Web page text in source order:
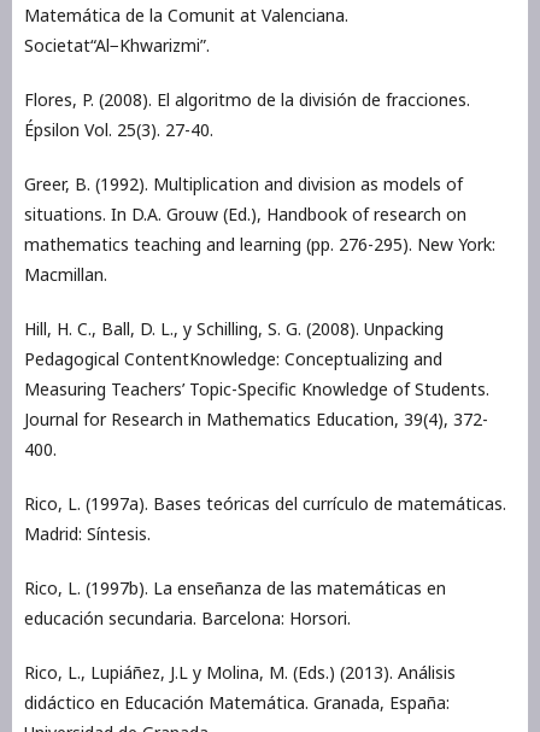
Matemática de la Comunit at Valenciana.
Societat“Al−Khwarizmi”.
Flores, P. (2008). El algoritmo de la división de fracciones.
Épsilon Vol. 25(3). 27-40.
Greer, B. (1992). Multiplication and division as models of
situations. In D.A. Grouw (Ed.), Handbook of research on
mathematics teaching and learning (pp. 276-295). New York:
Macmillan.
Hill, H. C., Ball, D. L., y Schilling, S. G. (2008). Unpacking
Pedagogical ContentKnowledge: Conceptualizing and
Measuring Teachers’ Topic-Specific Knowledge of Students.
Journal for Research in Mathematics Education, 39(4), 372-
400.
Rico, L. (1997a). Bases teóricas del currículo de matemáticas.
Madrid: Síntesis.
Rico, L. (1997b). La enseñanza de las matemáticas en
educación secundaria. Barcelona: Horsori.
Rico, L., Lupiáñez, J.L y Molina, M. (Eds.) (2013). Análisis
didáctico en Educación Matemática. Granada, España: